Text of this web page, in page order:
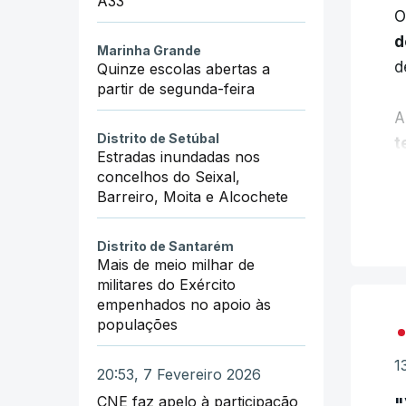
Marinha Grande
Quinze escolas abertas a
partir de segunda-feira
Distrito de Setúbal
Estradas inundadas nos
concelhos do Seixal,
Barreiro, Moita e Alcochete
Distrito de Santarém
Mais de meio milhar de
militares do Exército
empenhados no apoio às
populações
20:53, 7 Fevereiro 2026
CNE faz apelo à participação